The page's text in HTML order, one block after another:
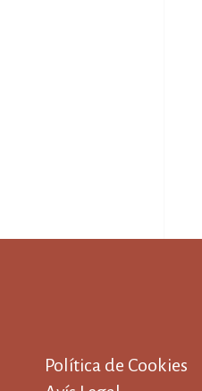
Política de Cookies